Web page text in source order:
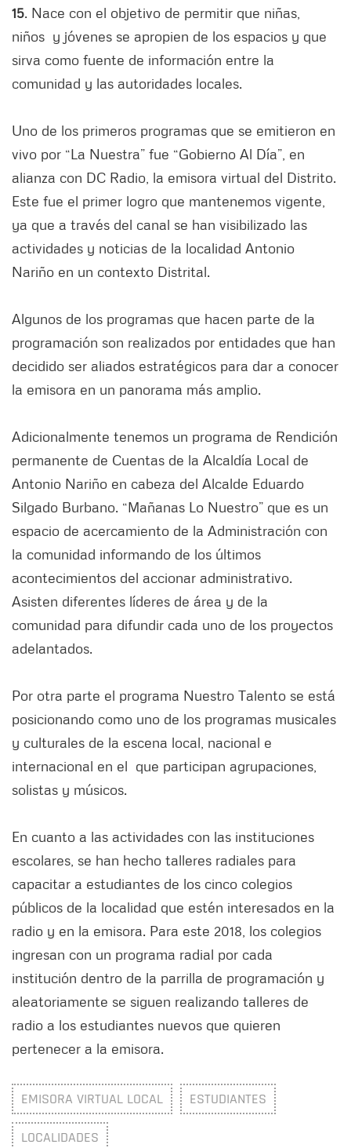
15. Nace con el objetivo de permitir que niñas,
niños y jóvenes se apropien de los espacios y que
sirva como fuente de información entre la
comunidad y las autoridades locales.
Uno de los primeros programas que se emitieron en
vivo por “La Nuestra” fue “Gobierno Al Día”, en
alianza con DC Radio, la emisora virtual del Distrito.
Este fue el primer logro que mantenemos vigente,
ya que a través del canal se han visibilizado las
actividades y noticias de la localidad Antonio
Nariño en un contexto Distrital.
Algunos de los programas que hacen parte de la
programación son realizados por entidades que han
decidido ser aliados estratégicos para dar a conocer
la emisora en un panorama más amplio.
Adicionalmente tenemos un programa de Rendición
permanente de Cuentas de la Alcaldía Local de
Antonio Nariño en cabeza del Alcalde Eduardo
Silgado Burbano. “Mañanas Lo Nuestro” que es un
espacio de acercamiento de la Administración con
la comunidad informando de los últimos
acontecimientos del accionar administrativo.
Asisten diferentes líderes de área y de la
comunidad para difundir cada uno de los proyectos
adelantados.
Por otra parte el programa Nuestro Talento se está
posicionando como uno de los programas musicales
y culturales de la escena local, nacional e
internacional en el que participan agrupaciones,
solistas y músicos.
En cuanto a las actividades con las instituciones
escolares, se han hecho talleres radiales para
capacitar a estudiantes de los cinco colegios
públicos de la localidad que estén interesados en la
radio y en la emisora. Para este 2018, los colegios
ingresan con un programa radial por cada
institución dentro de la parrilla de programación y
aleatoriamente se siguen realizando talleres de
radio a los estudiantes nuevos que quieren
pertenecer a la emisora.
EMISORA VIRTUAL LOCAL ESTUDIANTES
LOCALIDADES